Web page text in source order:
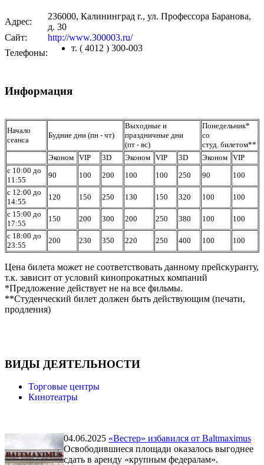
Адрес:
236000, Калининград г., ул. Профессора Баранова,
д. 30
Сайт:
http://www.300003.ru/
Телефоны:
т. ( 4012 ) 300-003
Информация
Начало
сеанса
Будние дни (пн - чт)
Выходные и
праздничные дни
(пт - вс)
Понедельник*
со
студ. билетом**
Эконом VIP 3D Эконом VIP 3D Эконом VIP
с 10:00 до
11:55
90 100 200 100 100 250 90
100
с 12:00 до
14:55
120 150 250 130 150 320 100
100
с 15:00 до
17:55
150 200 300 200 250 380 100
100
с 18:00 до
23:55
200 230 350 220 250 400 100 100
Цена билета может не соответствовать данному прейскуранту,
т.к. зависит от условий кинопрокатных компаний
*Предложение действует не на все фильмы.
**Студенческий билет должен быть действующим (печати,
продления)
ВИДЫ ДЕЯТЕЛЬНОСТИ
Торговые центры
Кинотеатры
04.06.2025 «Вестер» избавился от Baltmaximus
Освободившиеся площади оказалось выгоднее
сдать в аренду «крупным федералам».